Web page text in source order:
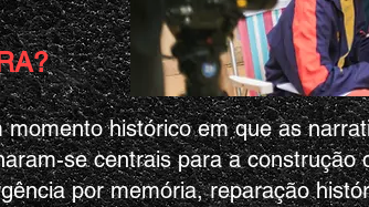
momento histórico em que as
se centrais para a construção
por memória, reparação